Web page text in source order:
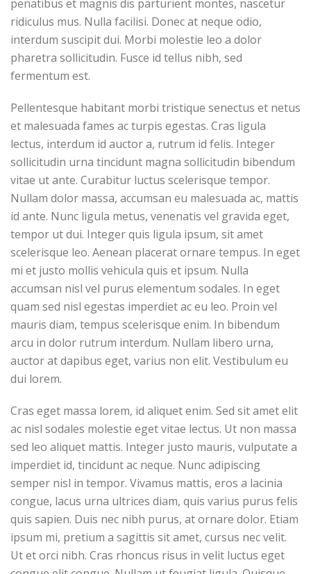
penatibus et magnis dis parturient montes, nascetur
ridiculus mus. Nulla facilisi. Donec at neque odio,
interdum suscipit dui. Morbi molestie leo a dolor
pharetra sollicitudin. Fusce id tellus nibh, sed
fermentum est.
Pellentesque habitant morbi tristique senectus et netus
et malesuada fames ac turpis egestas. Cras ligula
lectus, interdum id auctor a, rutrum id felis. Integer
sollicitudin urna tincidunt magna sollicitudin bibendum
vitae ut ante. Curabitur luctus scelerisque tempor.
Nullam dolor massa, accumsan eu malesuada ac, mattis
id ante. Nunc ligula metus, venenatis vel gravida eget,
tempor ut dui. Integer quis ligula ipsum, sit amet
scelerisque leo. Aenean placerat ornare tempus. In eget
mi et justo mollis vehicula quis et ipsum. Nulla
accumsan nisl vel purus elementum sodales. In eget
quam sed nisl egestas imperdiet ac eu leo. Proin vel
mauris diam, tempus scelerisque enim. In bibendum
arcu in dolor rutrum interdum. Nullam libero urna,
auctor at dapibus eget, varius non elit. Vestibulum eu
dui lorem.
Cras eget massa lorem, id aliquet enim. Sed sit amet elit
ac nisl sodales molestie eget vitae lectus. Ut non massa
sed leo aliquet mattis. Integer justo mauris, vulputate a
imperdiet id, tincidunt ac neque. Nunc adipiscing
semper nisl in tempor. Vivamus mattis, eros a lacinia
congue, lacus urna ultrices diam, quis varius purus felis
quis sapien. Duis nec nibh purus, at ornare dolor. Etiam
ipsum mi, pretium a sagittis sit amet, cursus nec velit.
Ut et orci nibh. Cras rhoncus risus in velit luctus eget